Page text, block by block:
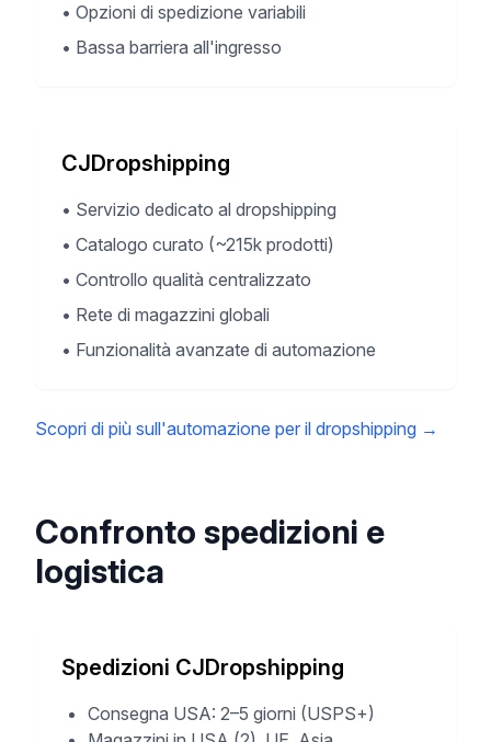
• Opzioni di spedizione variabili
• Bassa barriera all'ingresso
CJDropshipping
• Servizio dedicato al dropshipping
• Catalogo curato (~215k prodotti)
• Controllo qualità centralizzato
• Rete di magazzini globali
• Funzionalità avanzate di automazione
Scopri di più sull'automazione per il dropshipping →
Confronto spedizioni e
logistica
Spedizioni CJDropshipping
Consegna USA: 2–5 giorni (USPS+)